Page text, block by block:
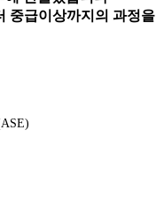
중급이상까지의 과정을